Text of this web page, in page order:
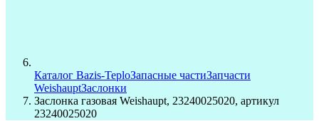
Каталог Bazis-TeploЗапасные частиЗапчасти
WeishauptЗаслонки
Заслонка газовая Weishaupt, 23240025020, артикул
23240025020